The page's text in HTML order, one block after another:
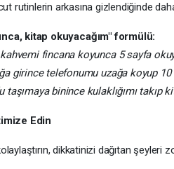
rutinlerin arkasına gizlendiğinde
kitap okuyacağım" formülü:
fincana koyunca 5 sayfa
girince telefonumu uzağa koyup
taşımaya binince kulaklığımı takıp
Edin
dikkatinizi dağıtan şeyleri